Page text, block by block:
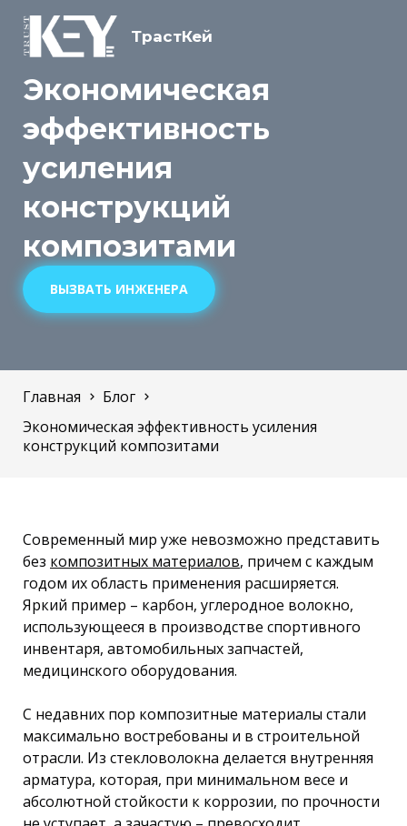
Экономическая
эффективность
усиления
конструкций
композитами
ВЫЗВАТЬ ИНЖЕНЕРА
ТрастКей
Главная
Блог
Экономическая эффективность усиления
конструкций композитами
Современный мир уже невозможно представить
без композитных материалов, причем с каждым
годом их область применения расширяется.
Яркий пример – карбон, углеродное волокно,
использующееся в производстве спортивного
инвентаря, автомобильных запчастей,
медицинского оборудования.
С недавних пор композитные материалы стали
максимально востребованы и в строительной
отрасли. Из стекловолокна делается внутренняя
арматура, которая, при минимальном весе и
абсолютной стойкости к коррозии, по прочности